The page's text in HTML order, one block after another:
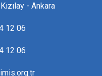
- Ankara
12 06
12 06